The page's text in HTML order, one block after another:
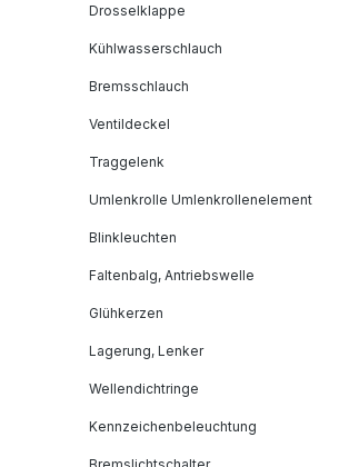
Drosselklappe
Kühlwasserschlauch
Bremsschlauch
Ventildeckel
Traggelenk
Umlenkrolle Umlenkrollenelement
Blinkleuchten
Faltenbalg, Antriebswelle
Glühkerzen
Lagerung, Lenker
Wellendichtringe
Kennzeichenbeleuchtung